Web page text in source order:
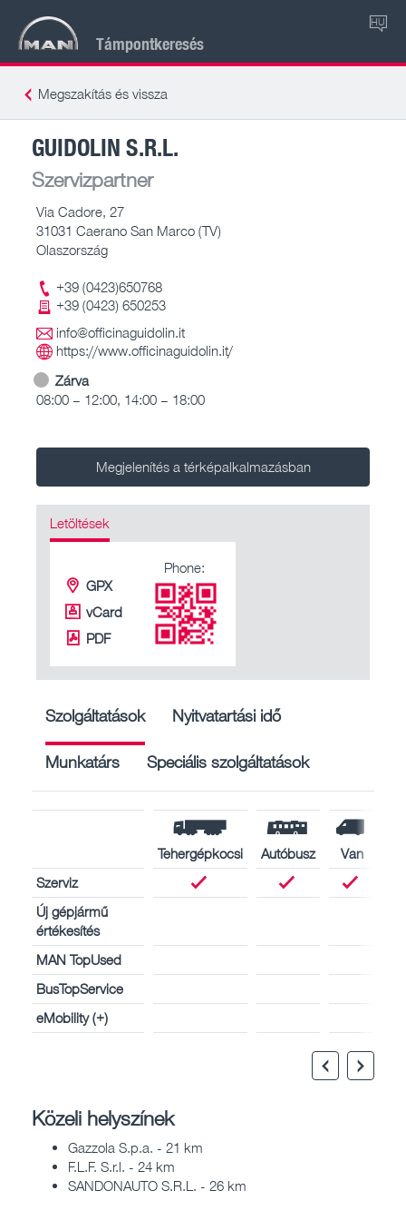
Támpontkeresés
HU
Megszakítás és vissza
GUIDOLIN S.R.L.
Szervizpartner
Via Cadore, 27
31031 Caerano San Marco (TV)
Olaszország
+39 (0423)650768
+39 (0423) 650253
info@officinaguidolin.it
https://www.officinaguidolin.it/
Zárva
08:00 – 12:00, 14:00 – 18:00
Megjelenítés a térképalkalmazásban
Letöltések
GPX
vCard
PDF
Phone:
Szolgáltatások Nyitvatartási idő
Munkatárs Speciális szolgáltatások
Tehergépkocsi Autóbusz
Van
Szerviz
Új gépjármű
értékesítés
MAN TopUsed
BusTopService
eMobility (+)
Közeli helyszínek
Gazzola S.p.a. - 21 km
F.L.F. S.r.l. - 24 km
SANDONAUTO S.R.L. - 26 km